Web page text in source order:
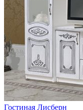
Гостиная Лисберн